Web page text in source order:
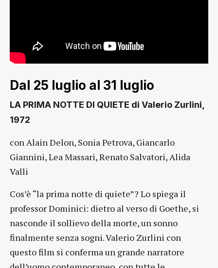
Dal 25 luglio al 31 luglio
LA PRIMA NOTTE DI QUIETE di Valerio Zurlini,
1972
con Alain Delon, Sonia Petrova, Giancarlo
Giannini, Lea Massari, Renato Salvatori, Alida
Valli
Cos’è “la prima notte di quiete”? Lo spiega il
professor Dominici: dietro al verso di Goethe, si
nasconde il sollievo della morte, un sonno
finalmente senza sogni. Valerio Zurlini con
questo film si conferma un grande narratore